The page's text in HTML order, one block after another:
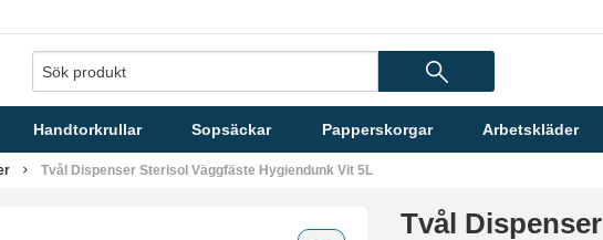
Handtorkrullar Sopsäckar Papperskorgar Arbetskläder
Tvål Dispenser Sterisol Väggfäste Hygiendunk Vit 5L
Tvål Dispenser